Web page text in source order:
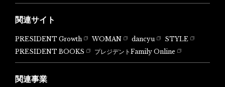
関連サイト
PRESIDENT Growth WOMAN dancyu
STYLE
PRESIDENT BOOKS
プレジデントFamily Online
関連事業